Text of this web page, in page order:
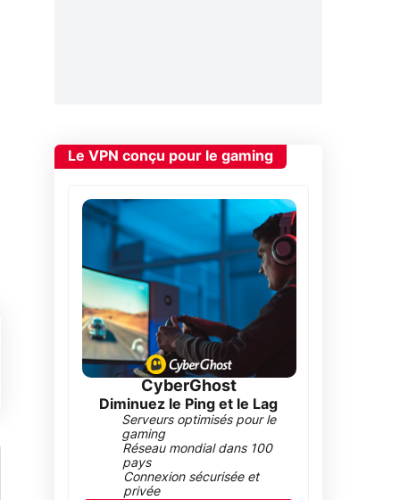
Le VPN conçu pour le gaming
CyberGhost
Diminuez le Ping et le Lag
Serveurs optimisés pour le
gaming
Réseau mondial dans 100
pays
Connexion sécurisée et
privée